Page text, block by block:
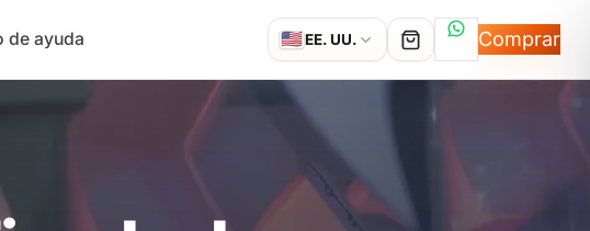
de ayuda 🇺🇸EE. UU. Hablemos
Comprar